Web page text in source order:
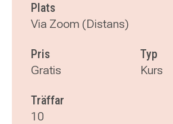
Plats
Via Zoom (Distans)
Pris
Gratis
Typ
Kurs
Träffar
10